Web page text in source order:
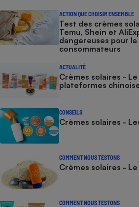
ACTION QUE CHOISIR ENSEMBLE
Test des crèmes
Temu, Shein et
dangereuses pour
consommateurs
ACTUALITÉ
Crèmes solaires -
plateformes
CONSEILS
Crèmes solaires -
COMMENT NOUS TESTONS
Crèmes solaires -
COMMENT NOUS TESTONS